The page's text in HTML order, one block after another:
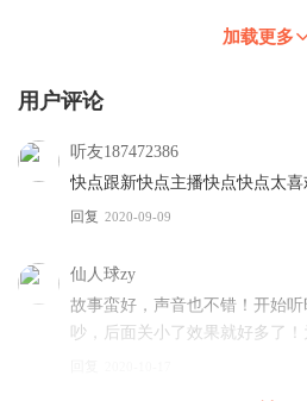
加载更多
用户评论
听友187472386
快点跟新快点主播快点快点太喜
回复 2020-09-09
仙人球zy
故事蛮好，声音也不错！开始
吵，后面关小了效果就好多了